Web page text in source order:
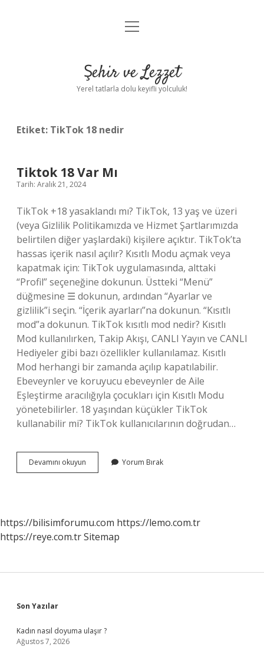
Anasayfa
Yasal Uyarı
menüyü
Şehir ve Lezzet
Yerel tatlarla dolu keyifli yolculuk!
Etiket: TikTok 18 nedir
Tiktok 18 Var Mı
Tarih: Aralık 21, 2024
TikTok +18 yasaklandı mı? TikTok, 13 yaş ve üzeri
(veya Gizlilik Politikamızda ve Hizmet Şartlarımızda
belirtilen diğer yaşlardaki) kişilere açıktır. TikTok’ta
hassas içerik nasıl açılır? Kısıtlı Modu açmak veya
kapatmak için: TikTok uygulamasında, alttaki
“Profil” seçeneğine dokunun. Üstteki “Menü”
düğmesine ☰ dokunun, ardından “Ayarlar ve
gizlilik”i seçin. “İçerik ayarları”na dokunun. “Kısıtlı
mod”a dokunun. TikTok kısıtlı mod nedir? Kısıtlı
Mod kullanılırken, Takip Akışı, CANLI Yayın ve CANLI
Hediyeler gibi bazı özellikler kullanılamaz. Kısıtlı
Mod herhangi bir zamanda açılıp kapatılabilir.
Ebeveynler ve koruyucu ebeveynler de Aile
Eşleştirme aracılığıyla çocukları için Kısıtlı Modu
yönetebilirler. 18 yaşından küçükler TikTok
kullanabilir mi? TikTok kullanıcılarının doğrudan…
Devamını okuyun
18
Yorum Bırak
https://bilisimforumu.com https://lemo.com.tr
https://reye.com.trSitemap
Sidebar
Son Yazılar
Kadın nasıl doyuma ulaşır ?
Ağustos 7, 2026